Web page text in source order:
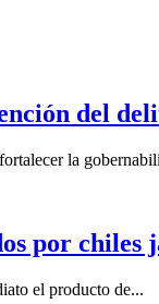
del
la
por chiles
el producto de...